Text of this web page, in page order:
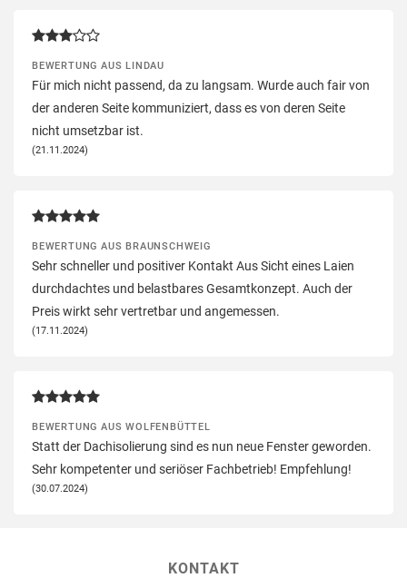
BEWERTUNG AUS LINDAU
Für mich nicht passend, da zu langsam. Wurde auch fair von
der anderen Seite kommuniziert, dass es von deren Seite
nicht umsetzbar ist.
(21.11.2024)
BEWERTUNG AUS BRAUNSCHWEIG
Sehr schneller und positiver Kontakt Aus Sicht eines Laien
durchdachtes und belastbares Gesamtkonzept. Auch der
Preis wirkt sehr vertretbar und angemessen.
(17.11.2024)
BEWERTUNG AUS WOLFENBÜTTEL
Statt der Dachisolierung sind es nun neue Fenster geworden.
Sehr kompetenter und seriöser Fachbetrieb! Empfehlung!
(30.07.2024)
KONTAKT